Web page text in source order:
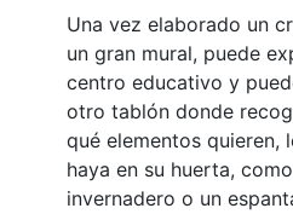
Una vez elaborado un
un gran mural, puede
centro educativo y
otro tablón donde
qué elementos quieren,
haya en su huerta,
invernadero o un